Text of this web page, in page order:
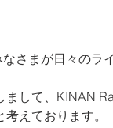
さまが日々のラ
して、KINAN
えております。